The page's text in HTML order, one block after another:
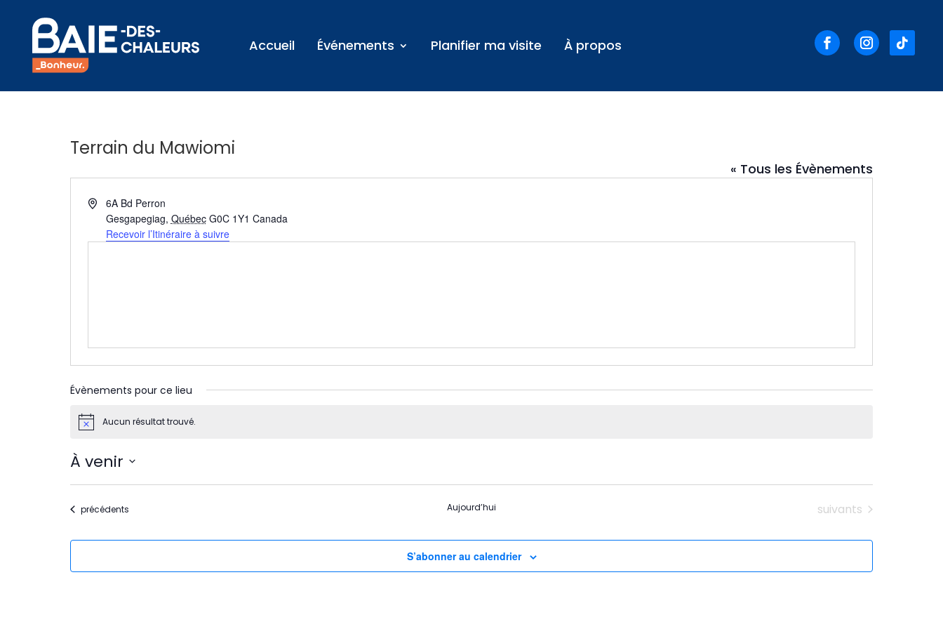
Accueil Événements Planifier ma visite À propos
Terrain du Mawiomi
« Tous les Évènements
Adresse6A Bd Perron
Gesgapegiag, Québec G0C 1Y1 Canada
Recevoir l’Itinéraire à suivre
Évènements pour ce lieu
NoticeAucun résultat trouvé.
À venir
Sélectionnez
date.
Évènements
précédents Aujourd’hui Évènements
suivants
S’abonner au calendrier